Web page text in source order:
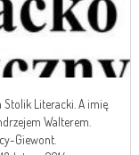
Stolik Literacki. A imię
Walterem.
Giewont.